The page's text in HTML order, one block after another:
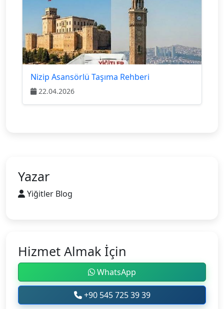
Nizip Asansörlü Taşıma Rehberi
22.04.2026
Yazar
Yiğitler Blog
Hizmet Almak İçin
WhatsApp
+90 545 725 39 39